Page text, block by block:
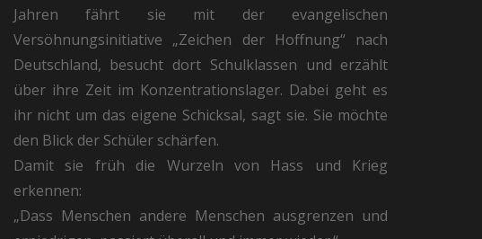
Jahren fährt sie mit der evangelischen
Versöhnungsinitiative „Zeichen der Hoffnung“ nach
Deutschland, besucht dort Schulklassen und erzählt
über ihre Zeit im Konzentrationslager. Dabei geht es
ihr nicht um das eigene Schicksal, sagt sie. Sie möchte
den Blick der Schüler schärfen.
Damit sie früh die Wurzeln von Hass und Krieg
erkennen:
„Dass Menschen andere Menschen ausgrenzen und